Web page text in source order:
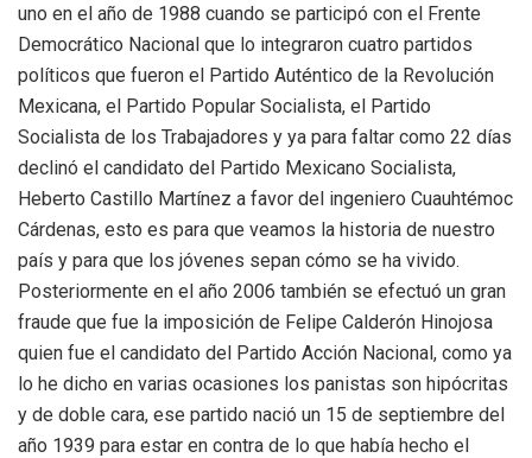
uno en el año de 1988 cuando se participó con el Frente
Democrático Nacional que lo integraron cuatro partidos
políticos que fueron el Partido Auténtico de la Revolución
Mexicana, el Partido Popular Socialista, el Partido
Socialista de los Trabajadores y ya para faltar como 22 días
declinó el candidato del Partido Mexicano Socialista,
Heberto Castillo Martínez a favor del ingeniero Cuauhtémoc
Cárdenas, esto es para que veamos la historia de nuestro
país y para que los jóvenes sepan cómo se ha vivido.
Posteriormente en el año 2006 también se efectuó un gran
fraude que fue la imposición de Felipe Calderón Hinojosa
quien fue el candidato del Partido Acción Nacional, como ya
lo he dicho en varias ocasiones los panistas son hipócritas
y de doble cara, ese partido nació un 15 de septiembre del
año 1939 para estar en contra de lo que había hecho el